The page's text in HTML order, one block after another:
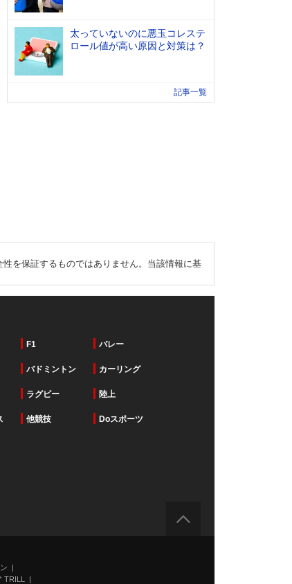
太っていないのに悪玉コレステ
ロール値が高い原因と対策は？
記事一覧
を保証するものではありません。当該情報に基
F1 バレー
バドミントン カーリング
ラグビー 陸上
他競技 Doスポーツ
TRILL